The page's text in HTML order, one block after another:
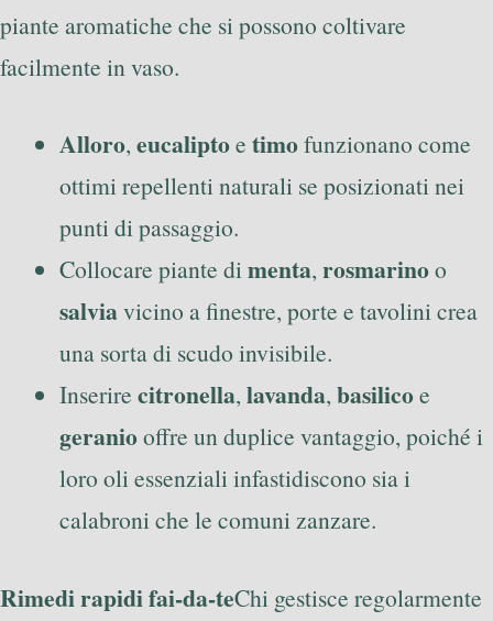
piante aromatiche che si possono coltivare
facilmente in vaso.
Alloro, eucaliptoe timofunzionano come
ottimi repellenti naturali se posizionati nei
punti di passaggio.
Collocare piante dimenta, rosmarinoo
salviavicino a finestre, porte e tavolini crea
una sorta di scudo invisibile.
Inserire citronella, lavanda, basilicoe
geraniooffre un duplice vantaggio, poiché i
loro oli essenziali infastidiscono sia i
calabroni che le comuni zanzare.
Rimedi rapidi fai-da-teChi gestisce regolarmente